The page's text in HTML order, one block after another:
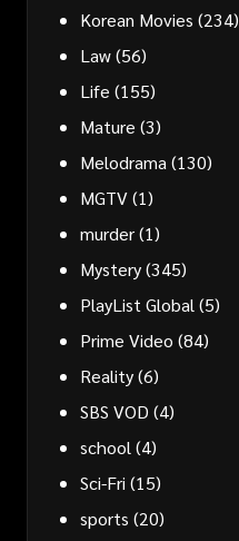
Korean Movies (234)
Law(56)
Life (155)
Mature (3)
Melodrama(130)
MGTV(1)
murder(1)
Mystery(345)
PlayList Global(5)
Prime Video (84)
Reality(6)
SBS VOD (4)
school(4)
Sci-Fri (15)
sports (20)